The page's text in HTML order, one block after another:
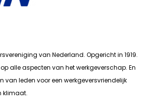
van Nederland. Opgericht in 1919.
alle aspecten van het werkgeverschap. En
van leden voor een werkgeversvriendelijk
klimaat.